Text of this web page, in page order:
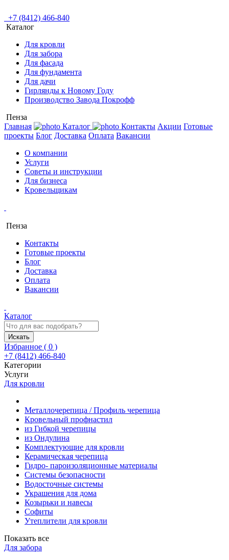
+7 (8412) 466-840
Каталог
Для кровли
Для забора
Для фасада
Для фундамента
Для дачи
Гирлянды к Новому Году
Производство Завода Покрофф
Пенза
Главная
Каталог Контакты Акции Готовые
проекты Блог Доставка Оплата Вакансии
О компании
Услуги
Советы и инструкции
Для бизнеса
Кровельщикам
Пенза
Контакты
Готовые проекты
Блог
Доставка
Оплата
Вакансии
Каталог
Искать
Избранное ( 0 )
+7 (8412) 466-840
Категории
Услуги
Для кровли
Металлочерепица / Профиль черепица
Кровельный профнастил
из Гибкой черепицы
из Ондулина
Комплектующие для кровли
Керамическая черепица
Гидро- пароизоляционные материалы
Системы безопасности
Водосточные системы
Украшения для дома
Козырьки и навесы
Софиты
Утеплители для кровли
Показать все
Для забора